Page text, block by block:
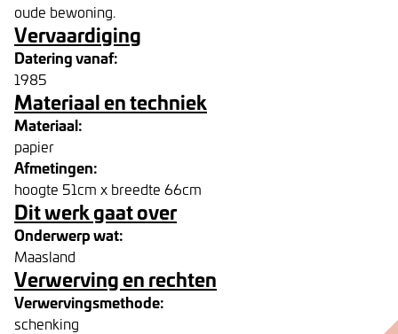
oude bewoning.
Vervaardiging
Datering vanaf:
1985
Materiaal en techniek
Materiaal:
papier
Afmetingen:
hoogte 51cm x breedte 66cm
Dit werk gaat over
Onderwerp wat:
Maasland
Verwerving en rechten
Verwervingsmethode:
schenking